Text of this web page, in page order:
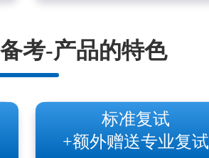
考-产品的特色
标准复试
+额外赠送专业复试